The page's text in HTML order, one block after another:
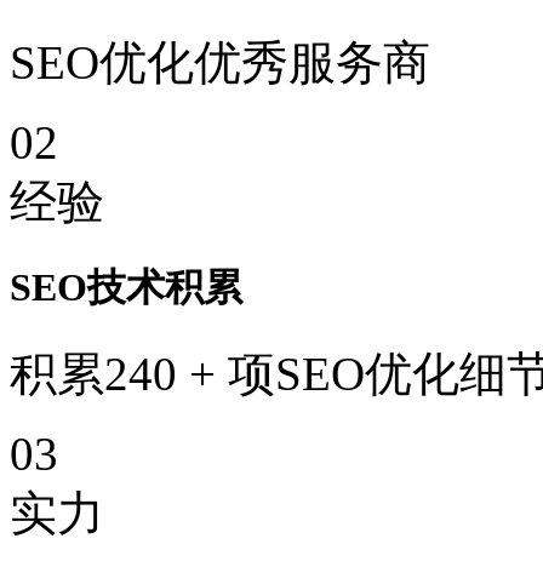
SEO优化优秀服务商
02
经验
SEO技术积累
积累240 + 项SEO优化细
03
实力